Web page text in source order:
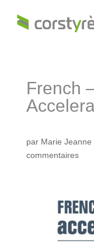
French
par Marie Jeanne
commentaires